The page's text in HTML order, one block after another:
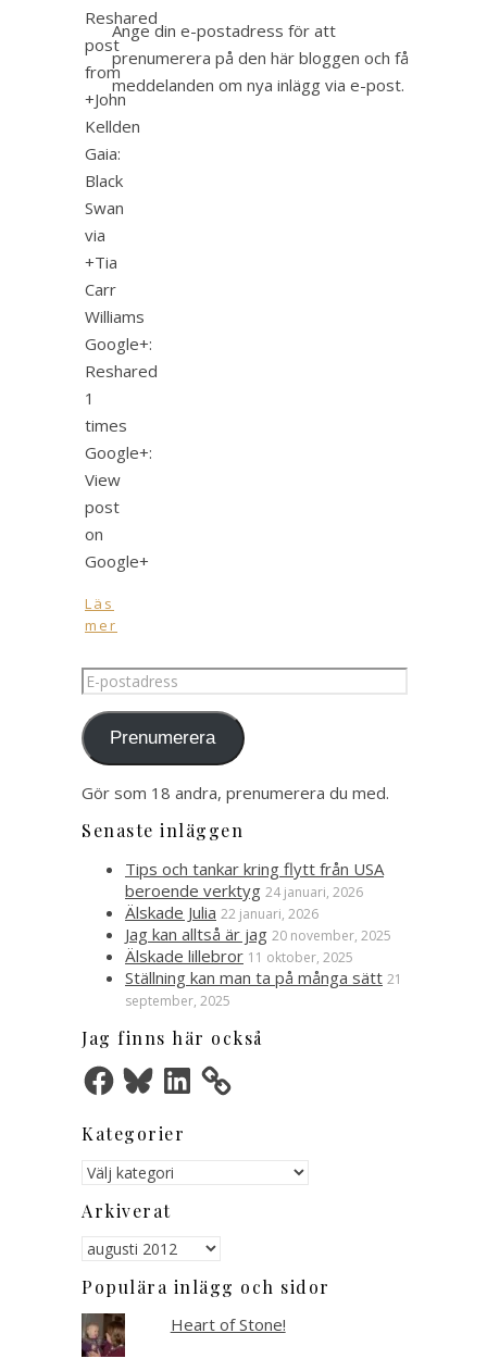
Reshared
post
from
+John
Kellden
Gaia:
Black
Swan
via
+Tia
Carr
Williams
Google+:
Reshared
1
times
Google+:
View
post
on
Google+
Läs
mer
Ange din e-postadress för att
prenumerera på den här bloggen och få
meddelanden om nya inlägg via e-post.
E-
postadress
Prenumerera
Gör som 18 andra, prenumerera du med.
Senaste inläggen
Tips och tankar kring flytt från USA
beroende verktyg 24 januari, 2026
Älskade Julia 22 januari, 2026
Jag kan alltså är jag 20 november, 2025
Älskade lillebror 11 oktober, 2025
Ställning kan man ta på många sätt 21
september, 2025
Jag finns här också
FacebookBlueskyLinkedIn
Kategorier
Kategorier
Arkiverat
Arkiverat
Populära inlägg och sidor
Heart of Stone!